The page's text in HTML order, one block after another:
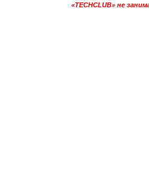
«TECHCLUB» не